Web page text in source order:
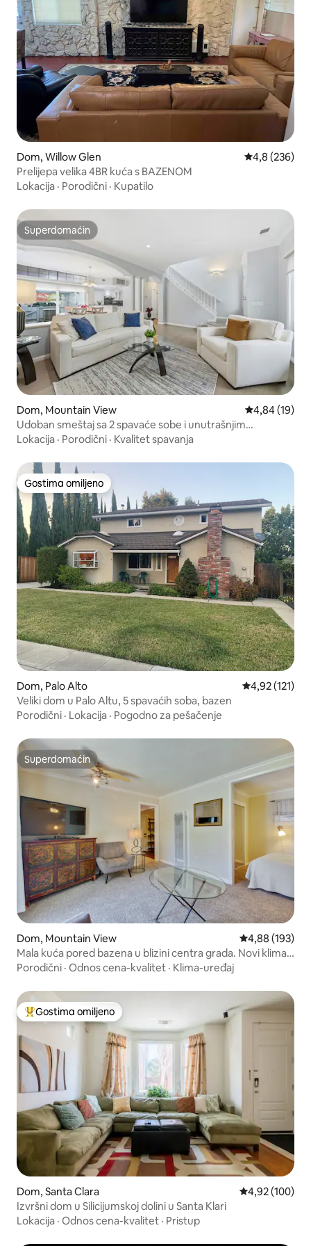
Dom, Willow Glen Prosečna
4,8 (236)
Prelijepa velika 4BR kuća s BAZENOM
Lokacija · Porodični · Kupatilo
Superdomaćin
Superdomaćin
Dom, Mountain View Prosečna
4,84 (19)
Udoban smeštaj sa 2 spavaće sobe i unutrašnjim
dvorištima, na odličnoj lokaciji sa pogledom na planine
Lokacija · Porodični · Kvalitet spavanja
Gostima omiljeno
Gostima omiljeno
Dom, Palo Alto Prosečna
4,92 (121)
Veliki dom u Palo Altu, 5 spavaćih soba, bazen
Porodični · Lokacija · Pogodno za pešačenje
Superdomaćin
Superdomaćin
Dom, Mountain View Prosečna
4,88 (193)
Mala kuća pored bazena u blizini centra grada. Novi klima-
uređaj!
Porodični · Odnos cena-kvalitet · Klima-uređaj
Najuspešniji među gostima omiljenim
Gostima omiljeno
Dom, Santa Clara Prosečna
4,92 (100)
Izvršni dom u Silicijumskoj dolini u Santa Klari
Lokacija · Odnos cena-kvalitet · Pristup